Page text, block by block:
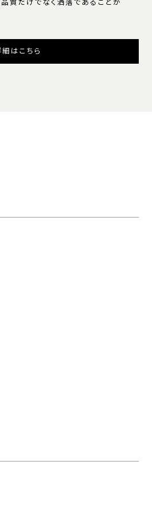
品質だけでなく洒落であることが
細はこちら